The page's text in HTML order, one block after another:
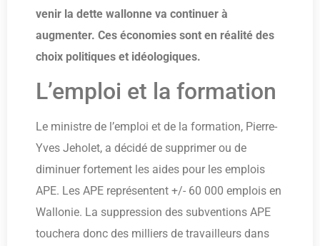
venir la dette wallonne va continuer à
augmenter. Ces économies sont en réalité des
choix politiques et idéologiques.
L’emploi et la formation
Le ministre de l’emploi et de la formation, Pierre-
Yves Jeholet, a décidé de supprimer ou de
diminuer fortement les aides pour les emplois
APE. Les APE représentent +/- 60 000 emplois en
Wallonie. La suppression des subventions APE
touchera donc des milliers de travailleurs dans